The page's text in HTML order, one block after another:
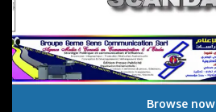
Browse now